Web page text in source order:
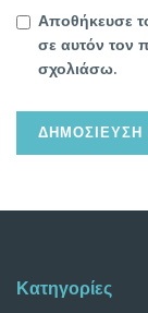
Αποθήκευσε
σε αυτόν τον
σχολιάσω.
Κατηγορίες